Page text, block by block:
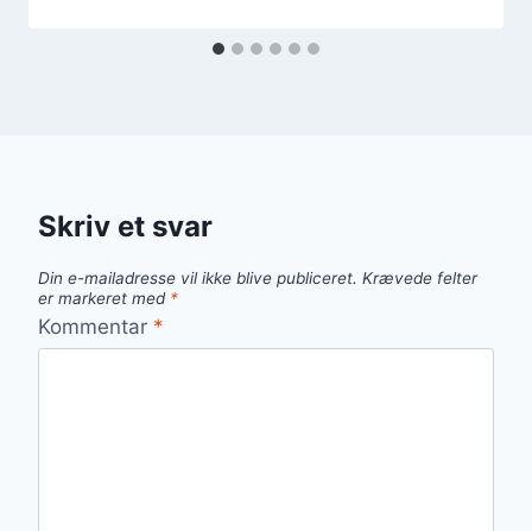
Skriv et svar
Din e-mailadresse vil ikke blive publiceret. Krævede felter
er markeret med *
Kommentar *